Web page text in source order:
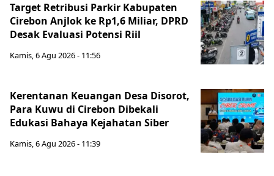
Target Retribusi Parkir Kabupaten
Cirebon Anjlok ke Rp1,6 Miliar, DPRD
Desak Evaluasi Potensi Riil
Kamis, 6 Agu 2026 - 11:56
Kerentanan Keuangan Desa Disorot,
Para Kuwu di Cirebon Dibekali
Edukasi Bahaya Kejahatan Siber
Kamis, 6 Agu 2026 - 11:39